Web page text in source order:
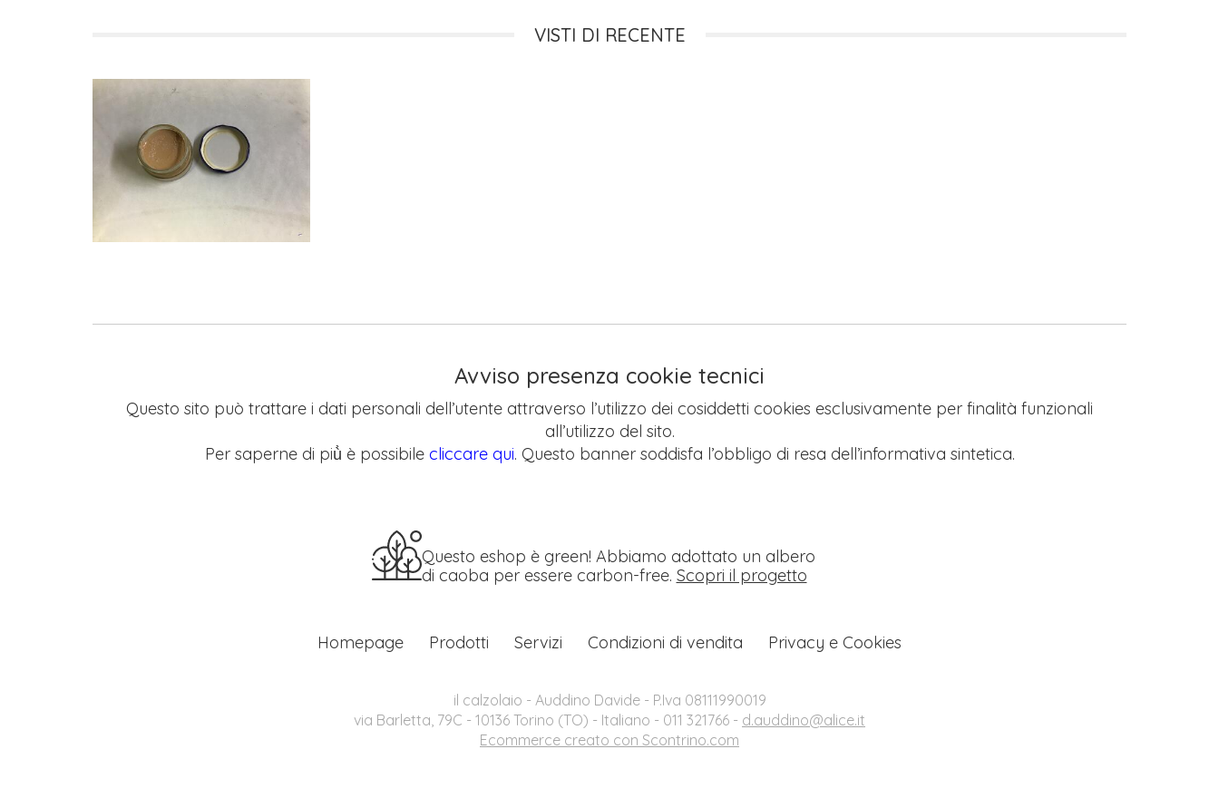
VISTI DI RECENTE
Avviso presenza cookie tecnici
Questo sito può trattare i dati personali dell’utente attraverso l’utilizzo dei cosiddetti cookies esclusivamente per finalità funzionali
all’utilizzo del sito.
Per saperne di più̀ è possibile cliccare qui. Questo banner soddisfa l’obbligo di resa dell’informativa sintetica.
Questo eshop è green! Abbiamo adottato un albero
di caoba per essere carbon-free. Scopri il progetto
Homepage Prodotti Servizi Condizioni di vendita Privacy e Cookies
il calzolaio - Auddino Davide - P.Iva 08111990019
via Barletta, 79C - 10136 Torino (TO) - Italiano - 011 321766 - d.auddino@alice.it
Ecommerce creato con Scontrino.com